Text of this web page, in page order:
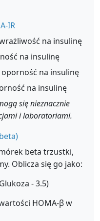
IR
na insulinę
na insulinę
na insulinę
na insulinę
się nieznacznie
i laboratoriami.
beta trzustki,
Oblicza się go jako:
- 3.5)
HOMA-β w